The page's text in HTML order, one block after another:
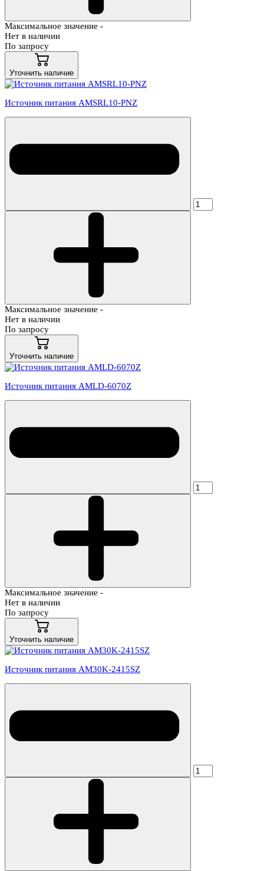
Максимальное значение -
Нет в наличии
По запросу
Уточнить наличие
Источник питания AMSRL10-PNZ
Максимальное значение -
Нет в наличии
По запросу
Уточнить наличие
Источник питания AMLD-6070Z
Максимальное значение -
Нет в наличии
По запросу
Уточнить наличие
Источник питания AM30K-2415SZ